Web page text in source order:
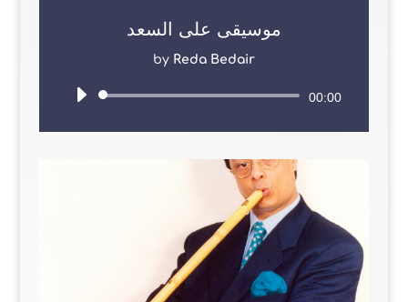
موسيقى على السعد
by Reda Bedair
Audio
00:00